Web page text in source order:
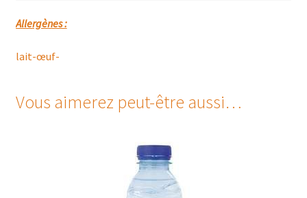
Allergènes :
lait-œuf-
Vous aimerez peut-être aussi…